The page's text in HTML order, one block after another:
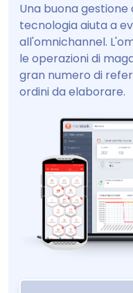
Una buona
tecnologia aiuta a
all'omnichannel.
le operazioni di
gran numero di
ordini da elaborare.